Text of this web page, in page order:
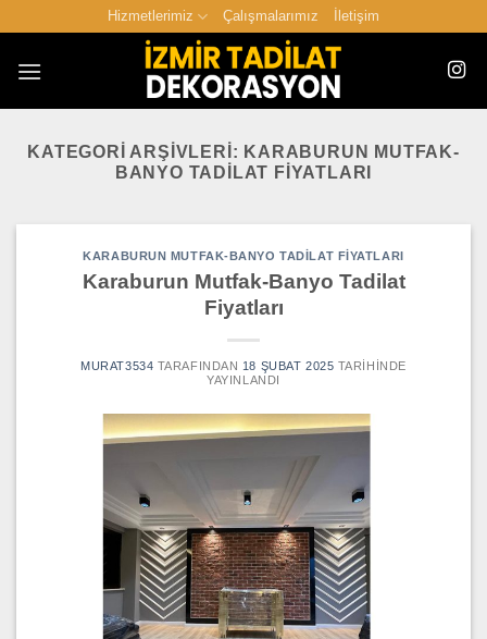
Hizmetlerimiz Çalışmalarımız İletişim
KATEGORI ARŞIVLERI: KARABURUN MUTFAK-
BANYO TADILAT FIYATLARI
KARABURUN MUTFAK-BANYO TADILAT FIYATLARI
Karaburun Mutfak-Banyo Tadilat
Fiyatları
MURAT3534 TARAFINDAN 18 ŞUBAT 2025 TARIHINDE
YAYINLANDI